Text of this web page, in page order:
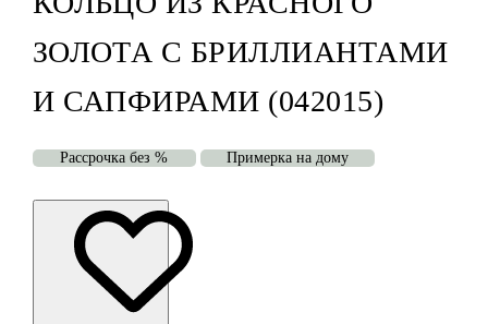
ЗОЛОТА С БРИЛЛИАНТАМИ
И САПФИРАМИ (042015)
Рассрочка без % Примерка на дому